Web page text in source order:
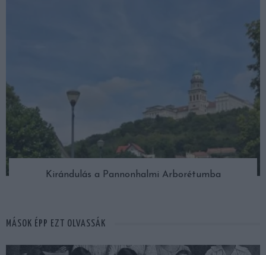
Kirándulás a Pannonhalmi Arborétumba
MÁSOK ÉPP EZT OLVASSÁK